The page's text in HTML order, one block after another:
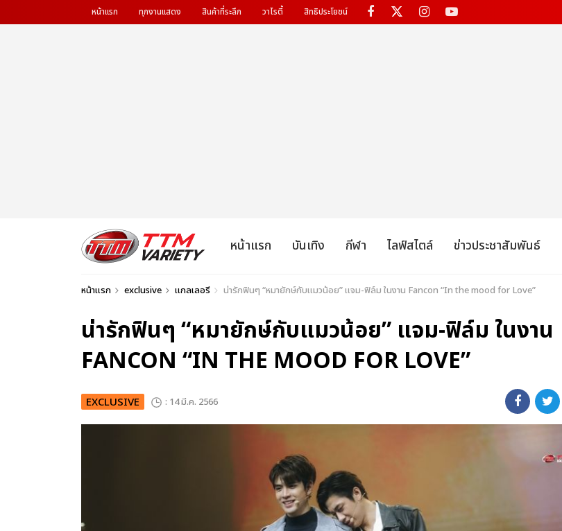
หน้าแรก ทุกงานแสดง สินค้าที่ระลึก วาไรตี้ สิทธิประโยชน์
หน้าแรก บันเทิง กีฬา ไลฟ์สไตล์ ข่าวประชาสัมพันธ์
หน้าแรก exclusive แกลเลอรี น่ารักฟินๆ “หมายักษ์กับแมวน้อย” แจม-ฟิล์ม ในงาน Fancon “In the mood for Love”
น่ารักฟินๆ “หมายักษ์กับแมวน้อย” แจม-ฟิล์ม ในงาน
FANCON “IN THE MOOD FOR LOVE”
EXCLUSIVE : 14 มี.ค. 2566